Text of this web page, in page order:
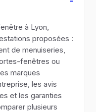
à Lyon,
proposées :
de menuiseries,
fenêtres ou
marques
les avis
et les garanties
plusieurs